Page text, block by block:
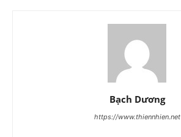
Bạch Dương
https://www.thiennhien.net